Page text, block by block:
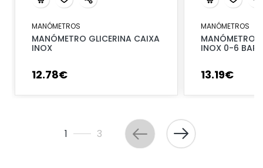
MANÓMETROS
MANÓMETRO GLICERINA CAIXA
INOX
12.78€
MANÓMETROS
MANÓMETRO
INOX 0-6 BAR
13.19€
1 3